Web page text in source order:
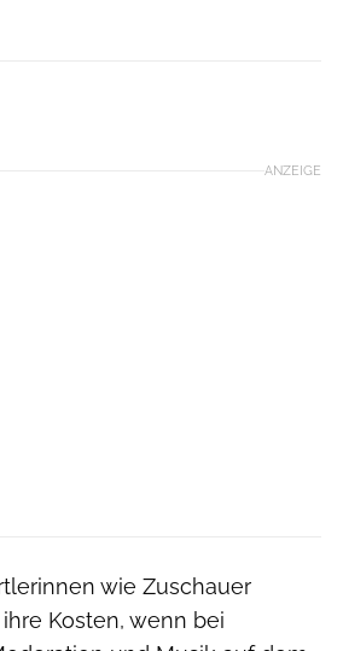
ANZEIGE
wie Zuschauer
Kosten, wenn bei